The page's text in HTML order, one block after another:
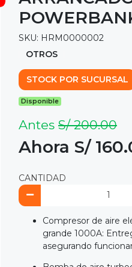
SKU: HRM0000002
OTROS
STOCK POR SUCURSAL
Disponible
Antes S/ 200.00
Ahora S/
CANTIDAD
Compresor de aire
grande 1000A:
asegurando